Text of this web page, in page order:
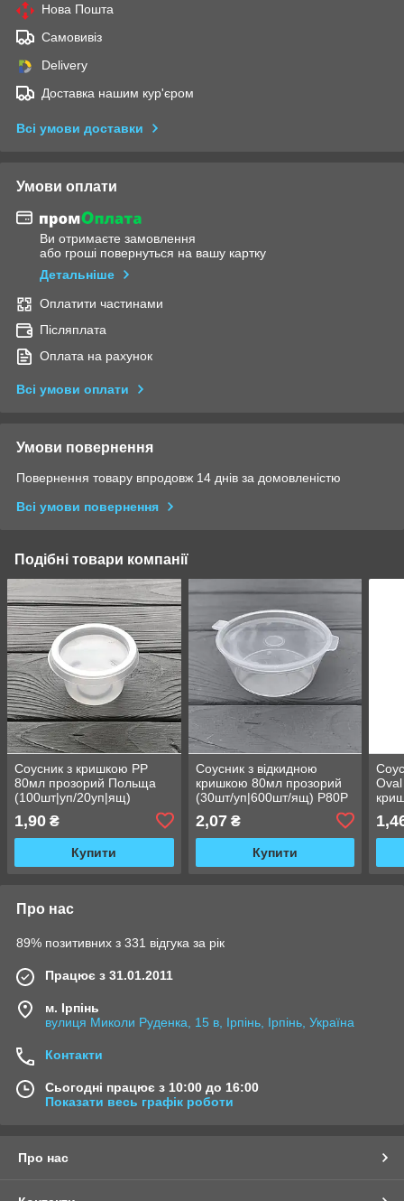
Нова Пошта
Самовивіз
Delivery
Доставка нашим кур'єром
Всі умови доставки
Умови оплати
Ви отримаєте замовлення
або гроші повернуться на вашу картку
Детальніше
Оплатити частинами
Післяплата
Оплата на рахунок
Всі умови оплати
Умови повернення
Повернення товару впродовж 14 днів за домовленістю
Всі умови повернення
Подібні товари компанії
Соусник з кришкою PP
80мл прозорий Польща
(100шт|уп/20уп|ящ)
1,90 ₴
Купити
Соусник з відкидною
кришкою 80мл прозорий
(30шт/уп|600шт/ящ) P80P
2,07₴
Купити
Про нас
89% позитивних з 331 відгука за рік
Працює з 31.01.2011
м. Ірпінь
вулиця Миколи Руденка, 15 в, Ірпінь, Ірпінь, Україна
Контакти
Сьогодні працює з 10:00 до 16:00
Показати весь графік роботи
Про нас